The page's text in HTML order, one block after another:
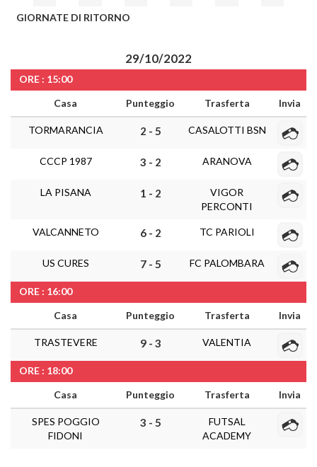
GIORNATE DI RITORNO
29/10/2022
ORE : 15:00
Casa
Punteggio Trasferta Invia
TORMARANCIA 2 - 5 CASALOTTI BSN
CCCP 1987 3 - 2 ARANOVA
LA PISANA 1 - 2
VIGOR
PERCONTI
VALCANNETO 6 - 2 TC PARIOLI
US CURES 7 - 5 FC PALOMBARA
ORE : 16:00
Casa
Punteggio Trasferta Invia
TRASTEVERE 9 - 3 VALENTIA
ORE : 18:00
Casa
Punteggio Trasferta Invia
SPES POGGIO
FIDONI
3 - 5
FUTSAL
ACADEMY